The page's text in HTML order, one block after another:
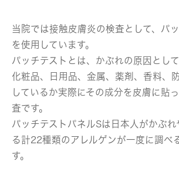
当院では接触皮膚炎の検査として、パ
を使用しています。
パッチテストとは、かぶれの原因とし
化粧品、日用品、金属、薬剤、香料、
しているか実際にその成分を皮膚に貼
査です。
パッチテストパネルSは日本人がかぶ
る計22種類のアレルゲンが一度に調べ
す。